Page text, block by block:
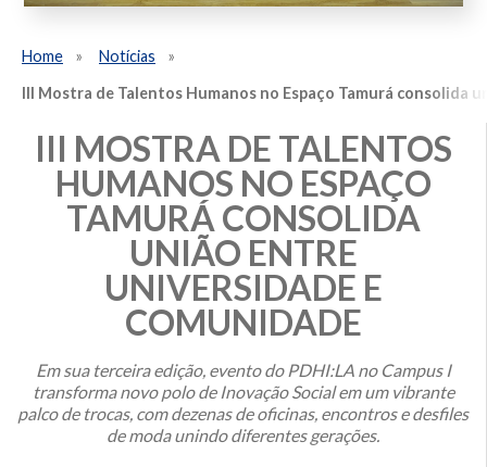
Home
Notícias
III Mostra de Talentos Humanos no Espaço Tamurá consolida
III MOSTRA DE TALENTOS
HUMANOS NO ESPAÇO
TAMURÁ CONSOLIDA
UNIÃO ENTRE
UNIVERSIDADE E
COMUNIDADE
Em sua terceira edição, evento do PDHI:LA no Campus I
transforma novo polo de Inovação Social em um vibrante
palco de trocas, com dezenas de oficinas, encontros e desfiles
de moda unindo diferentes gerações.